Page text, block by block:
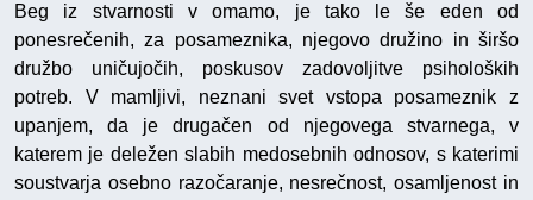
Beg iz stvarnosti v omamo, je tako le še eden od
ponesrečenih, za posameznika, njegovo družino in širšo
družbo uničujočih, poskusov zadovoljitve psiholoških
potreb. V mamljivi, neznani svet vstopa posameznik z
upanjem, da je drugačen od njegovega stvarnega, v
katerem je deležen slabih medosebnih odnosov, s katerimi
soustvarja osebno razočaranje, nesrečnost, osamljenost in